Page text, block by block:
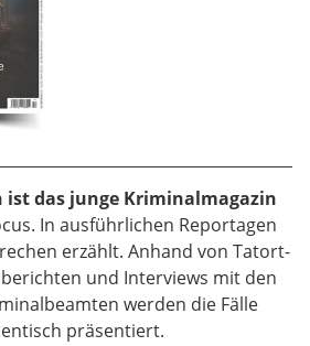
ist das junge Kriminalmagazin
In ausführlichen Reportagen
erzählt. Anhand von Tatort-
und Interviews mit den
werden die Fälle
präsentiert.